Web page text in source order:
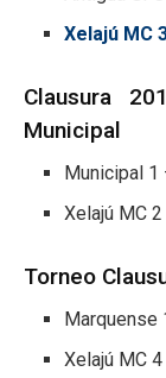
Xelajú MC
Clausura
Municipal
Municipal 1
Xelajú MC
Torneo
Marquense
Xelajú MC